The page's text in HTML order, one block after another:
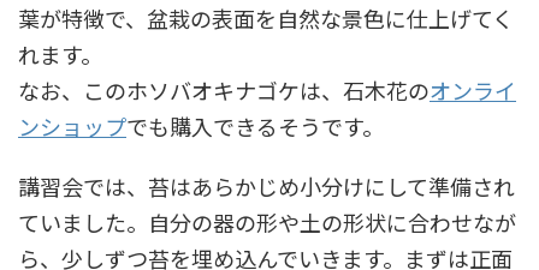
葉が特徴で、盆栽の表面を自然な景色に仕上げてく
れます。
なお、このホソバオキナゴケは、石木花のオンライ
ンショップでも購入できるそうです。
講習会では、苔はあらかじめ小分けにして準備され
ていました。自分の器の形や土の形状に合わせなが
ら、少しずつ苔を埋め込んでいきます。まずは正面